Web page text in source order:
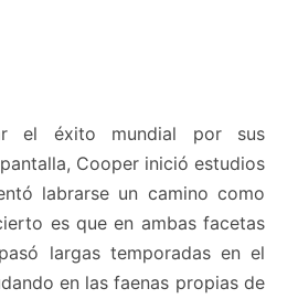
el éxito mundial por sus
Cooper inició estudios
labrarse un camino como
es que en ambas facetas
largas temporadas en el
en las faenas propias de